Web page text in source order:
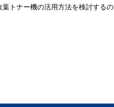
トナー機の活用方法を検討するの